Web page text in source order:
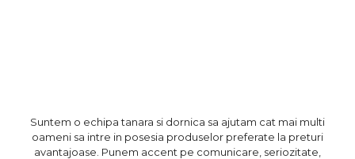
Suntem o echipa tanara si dornica sa ajutam cat mai multi
oameni sa intre in posesia produselor preferate la preturi
avantajoase. Punem accent pe comunicare, seriozitate,